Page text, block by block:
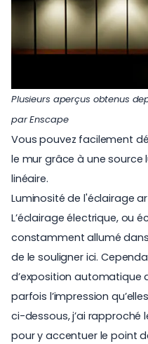
Plusieurs aperçus obtenus
par Enscape
Vous pouvez facilement
le mur grâce à une source
linéaire.
Luminosité de l'éclairage
L’éclairage électrique, ou
constamment allumé
de le souligner ici.
d’exposition automatique
parfois l’impression
ci-dessous, j’ai rapproché
pour y accentuer le point